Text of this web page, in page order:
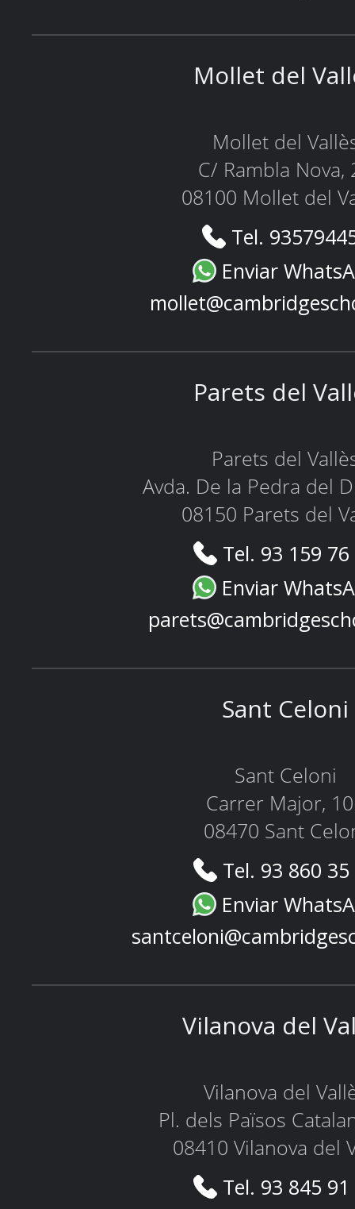
Mollet del
Mollet del
C/ Rambla Nova,
08100 Mollet del
Tel.
Enviar
Parets del
Parets del
Avda. De la Pedra del
08150 Parets del
Tel. 93 159
Enviar
Sant Celoni
Sant Celoni
Carrer Major,
08470 Sant
Tel. 93 860
Enviar
Vilanova del
Vilanova del
Pl. dels Països
08410 Vilanova del
Tel. 93 845